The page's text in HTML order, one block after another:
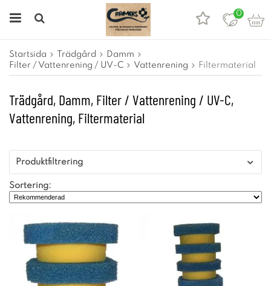
0
Startsida Trädgård
Damm
Filter / Vattenrening / UV-C
Vattenrening Filtermaterial
Trädgård, Damm, Filter / Vattenrening / UV-C,
Vattenrening, Filtermaterial
Produktfiltrering
Sortering: